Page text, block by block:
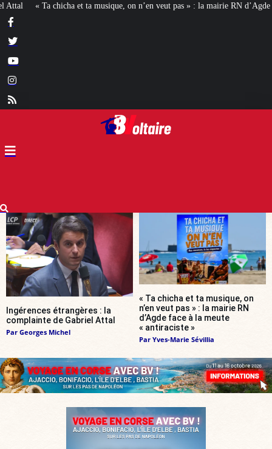
n’en veut pas » : la mairie RN d’Agde face à la meute « antiraciste » La
Ingérences étrangères : la
complainte de Gabriel Attal
Par Georges Michel
« Ta chicha et ta musique, on
n’en veut pas » : la mairie RN
d’Agde face à la meute
« antiraciste »
Par Yves-Marie Sévillia